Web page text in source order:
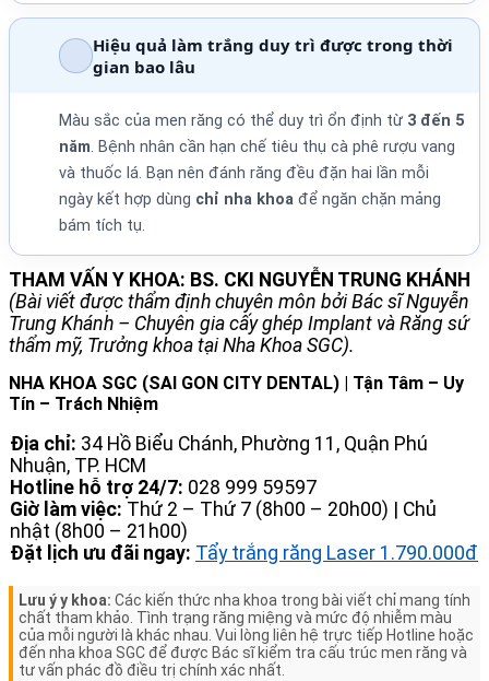
Hiệu quả làm trắng duy trì được trong thời
gian bao lâu
Màu sắc của men răng có thể duy trì ổn định từ 3 đến 5
năm. Bệnh nhân cần hạn chế tiêu thụ cà phê rượu vang
và thuốc lá. Bạn nên đánh răng đều đặn hai lần mỗi
ngày kết hợp dùng chỉ nha khoa để ngăn chặn mảng
bám tích tụ.
THAM VẤN Y KHOA: BS. CKI NGUYỄN TRUNG KHÁNH
(Bài viết được thẩm định chuyên môn bởi Bác sĩ Nguyễn
Trung Khánh – Chuyên gia cấy ghép Implant và Răng sứ
thẩm mỹ, Trưởng khoa tại Nha Khoa SGC).
NHA KHOA SGC (SAI GON CITY DENTAL) | Tận Tâm – Uy
Tín – Trách Nhiệm
Địa chỉ: 34 Hồ Biểu Chánh, Phường 11, Quận Phú
Nhuận, TP. HCM
Hotline hỗ trợ 24/7: 028 999 59597
Giờ làm việc: Thứ 2 – Thứ 7 (8h00 – 20h00) | Chủ
nhật (8h00 – 21h00)
Đặt lịch ưu đãi ngay: Tẩy trắng răng Laser 1.790.000đ
Lưu ý y khoa: Các kiến thức nha khoa trong bài viết chỉ mang tính
chất tham khảo. Tình trạng răng miệng và mức độ nhiễm màu
của mỗi người là khác nhau. Vui lòng liên hệ trực tiếp Hotline hoặc
đến nha khoa SGC để được Bác sĩ kiểm tra cấu trúc men răng và
tư vấn phác đồ điều trị chính xác nhất.